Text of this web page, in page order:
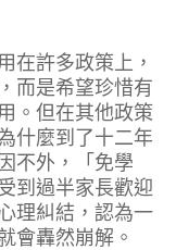
在許多政策上，
而是希望珍惜有
。但在其他政策
什麼到了十二年
不外，「免學
到過半家長歡迎
理糾結，認為一
會轟然崩解。